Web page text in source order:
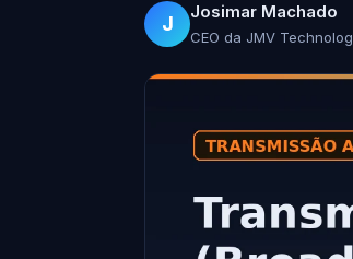
J Josimar Machado
CEO da JMV